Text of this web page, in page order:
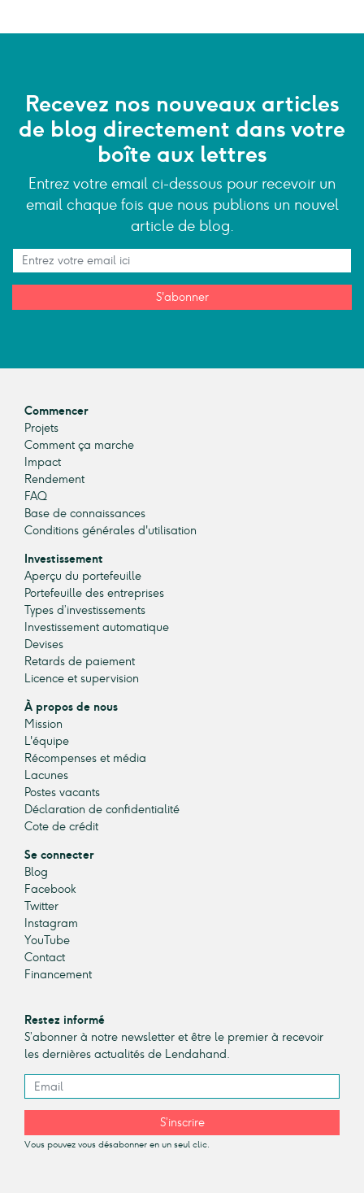
Recevez nos nouveaux articles
de blog directement dans votre
boîte aux lettres
Entrez votre email ci-dessous pour recevoir un
email chaque fois que nous publions un nouvel
article de blog.
S'abonner
Commencer
Projets
Comment ça marche
Impact
Rendement
FAQ
Base de connaissances
Conditions générales d'utilisation
Investissement
Aperçu du portefeuille
Portefeuille des entreprises
Types d’investissements
Investissement automatique
Devises
Retards de paiement
Licence et supervision
À propos de nous
Mission
L'équipe
Récompenses et média
Lacunes
Postes vacants
Déclaration de confidentialité
Cote de crédit
Se connecter
Blog
Facebook
Twitter
Instagram
YouTube
Contact
Financement
Restez informé
S’abonner à notre newsletter et être le premier à recevoir
les dernières actualités de Lendahand.
S’inscrire
Vous pouvez vous désabonner en un seul clic.